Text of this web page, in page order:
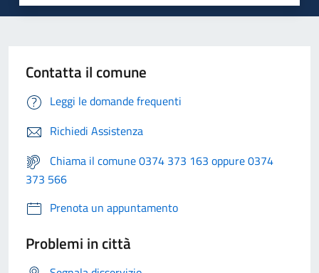
Contatta il comune
Leggi le domande frequenti
Richiedi Assistenza
Chiama il comune 0374 373 163 oppure 0374
373 566
Prenota un appuntamento
Problemi in città